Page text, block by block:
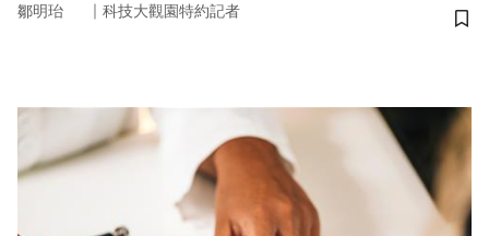
鄒明珆 ｜ 科技大觀園特約記者
儲